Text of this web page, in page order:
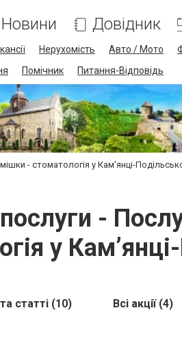
Новини Довідник
Нерухомість Авто / Мото
Помічник Питання-Відповідь
- стоматологія у Кам’янці-
послуги -
у
статті (10) Всі акції (4)